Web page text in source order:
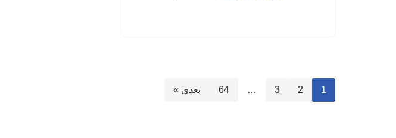
1
2
3
…
64 بعدی »